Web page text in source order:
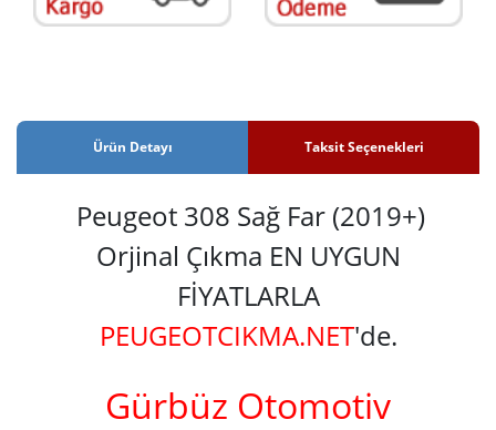
Ürün Detayı Taksit Seçenekleri
Peugeot 308 Sağ Far (2019+)
Orjinal Çıkma EN UYGUN
FİYATLARLA
PEUGEOTCIKMA.NET'de.
Gürbüz Otomotiv